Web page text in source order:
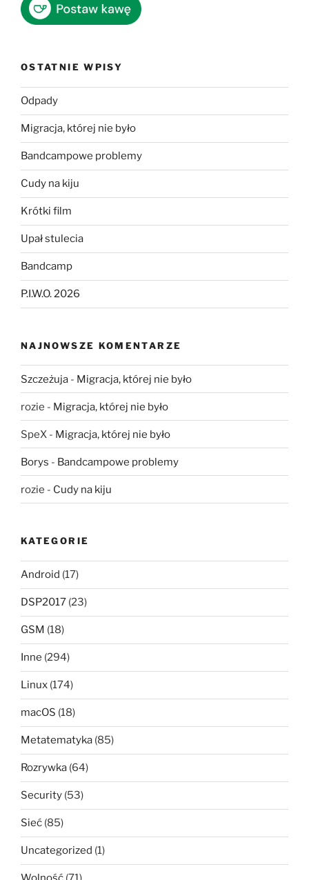
OSTATNIE WPISY
Odpady
Migracja, której nie było
Bandcampowe problemy
Cudy na kiju
Krótki film
Upał stulecia
Bandcamp
P.I.W.O. 2026
NAJNOWSZE KOMENTARZE
Szczeżuja - Migracja, której nie było
rozie - Migracja, której nie było
SpeX - Migracja, której nie było
Borys - Bandcampowe problemy
rozie - Cudy na kiju
KATEGORIE
Android (17)
DSP2017 (23)
GSM (18)
Inne (294)
Linux (174)
macOS (18)
Metatematyka (85)
Rozrywka (64)
Security (53)
Sieć (85)
Uncategorized (1)